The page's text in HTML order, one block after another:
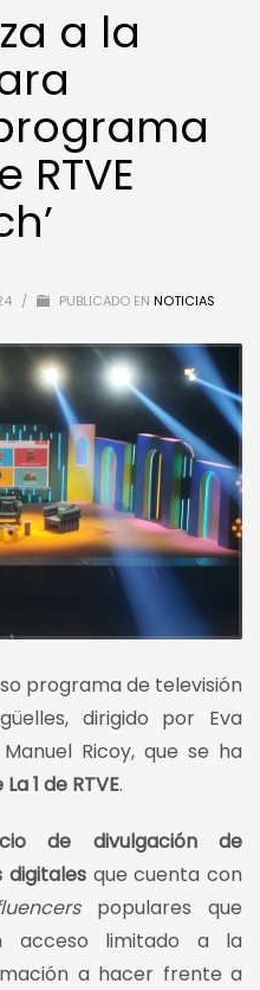
a la
/ PUBLICADO EN NOTICIAS
programa de televisión
dirigido por Eva
Ricoy, que se ha
La 1 de RTVE.
de divulgación de
digitales que cuenta con
populares que
acceso limitado a la
a hacer frente a